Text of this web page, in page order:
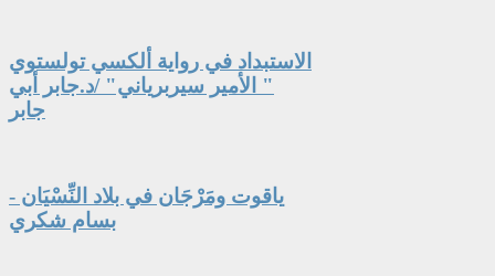
الاستبداد في رواية ألكسي تولستوي
" الأمير سيربرياني" /د.جابر أبي
جابر
ياقوت ومَرْجَان في بلاد النِّسْيَان -
بسام شكري